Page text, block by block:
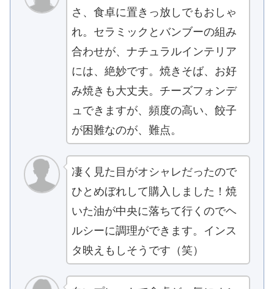
さ、食卓に置きっ放しでもおしゃ
れ。セラミックとバンブーの組み
合わせが、ナチュラルインテリア
には、絶妙です。焼きそば、お好
み焼きも大丈夫。チーズフォンデ
ュできますが、頻度の高い、餃子
が困難なのが、難点。
凄く見た目がオシャレだったので
ひとめぼれして購入しました！焼
いた油が中央に落ちて行くのでヘ
ルシーに調理ができます。インス
タ映えもしそうです（笑）